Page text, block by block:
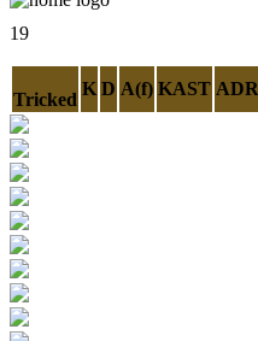
19
Tricked
K D A(f) KAST ADR